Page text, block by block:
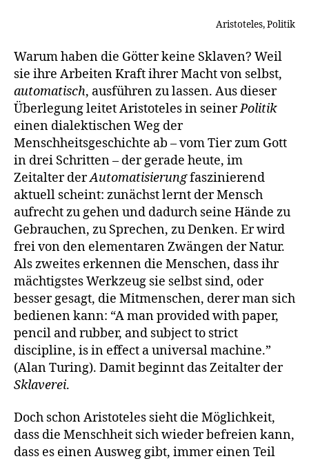
Aristoteles, Politik
Warum haben die Götter keine Sklaven? Weil
sie ihre Arbeiten Kraft ihrer Macht von selbst,
automatisch, ausführen zu lassen. Aus dieser
Überlegung leitet Aristoteles in seinerPolitik
einen dialektischen Weg der
Menschheitsgeschichte ab – vom Tier zum Gott
in drei Schritten – der gerade heute, im
Zeitalter derAutomatisierungfaszinierend
aktuell scheint: zunächst lernt der Mensch
aufrecht zu gehen und dadurch seine Hände zu
Gebrauchen, zu Sprechen, zu Denken. Er wird
frei von den elementaren Zwängen der Natur.
Als zweites erkennen die Menschen, dass ihr
mächtigstes Werkzeug sie selbst sind, oder
besser gesagt, die Mitmenschen, derer man sich
bedienen kann: “A man provided with paper,
pencil and rubber, and subject to strict
discipline, is in effect a universal machine.”
(Alan Turing). Damit beginnt das Zeitalter der
Sklaverei.
Doch schon Aristoteles sieht die Möglichkeit,
dass die Menschheit sich wieder befreien kann,
dass es einen Ausweg gibt, immer einen Teil